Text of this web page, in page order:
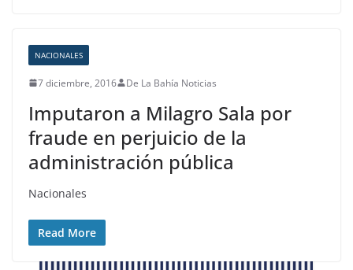
NACIONALES
7 diciembre, 2016 De La Bahía Noticias
Imputaron a Milagro Sala por
fraude en perjuicio de la
administración pública
Nacionales
Read More